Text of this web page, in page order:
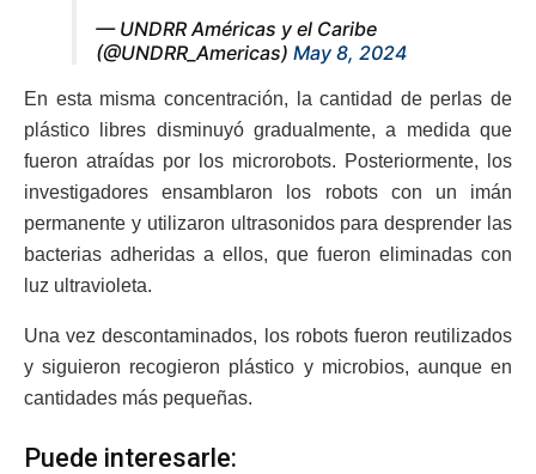
— UNDRR Américas y el Caribe
(@UNDRR_Americas) May 8, 2024
En esta misma concentración, la cantidad de perlas de
plástico libres disminuyó gradualmente, a medida que
fueron atraídas por los microrobots. Posteriormente, los
investigadores ensamblaron los robots con un imán
permanente y utilizaron ultrasonidos para desprender las
bacterias adheridas a ellos, que fueron eliminadas con
luz ultravioleta.
Una vez descontaminados, los robots fueron reutilizados
y siguieron recogieron plástico y microbios, aunque en
cantidades más pequeñas.
Puede interesarle: